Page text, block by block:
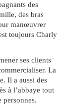
des
des bras
manœuvrer
toujours Charly
ses clients
La
Il a aussi des
à l’abbaye tout
personnes.